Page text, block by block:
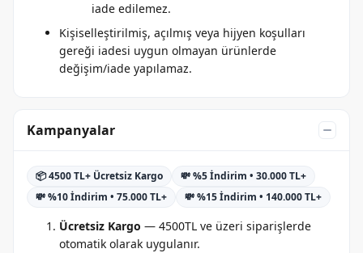
iade edilemez.
Kişiselleştirilmiş, açılmış veya hijyen koşulları
gereği iadesi uygun olmayan ürünlerde
değişim/iade yapılamaz.
Kampanyalar
📦 4500 TL+ Ücretsiz Kargo
💸 %5 İndirim • 30.000 TL+
💸 %10 İndirim • 75.000 TL+
💸 %15 İndirim • 140.000 TL+
Ücretsiz Kargo — 4500TL ve üzeri siparişlerde
otomatik olarak uygulanır.